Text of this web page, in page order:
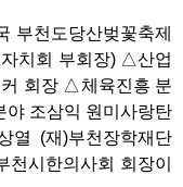
부천도당산벚꽃축제
치회 부회장) △산업
회장 △체육진흥 분
조삼익 원미사랑탄
열 (재)부천장학재단
시한의사회 회장이